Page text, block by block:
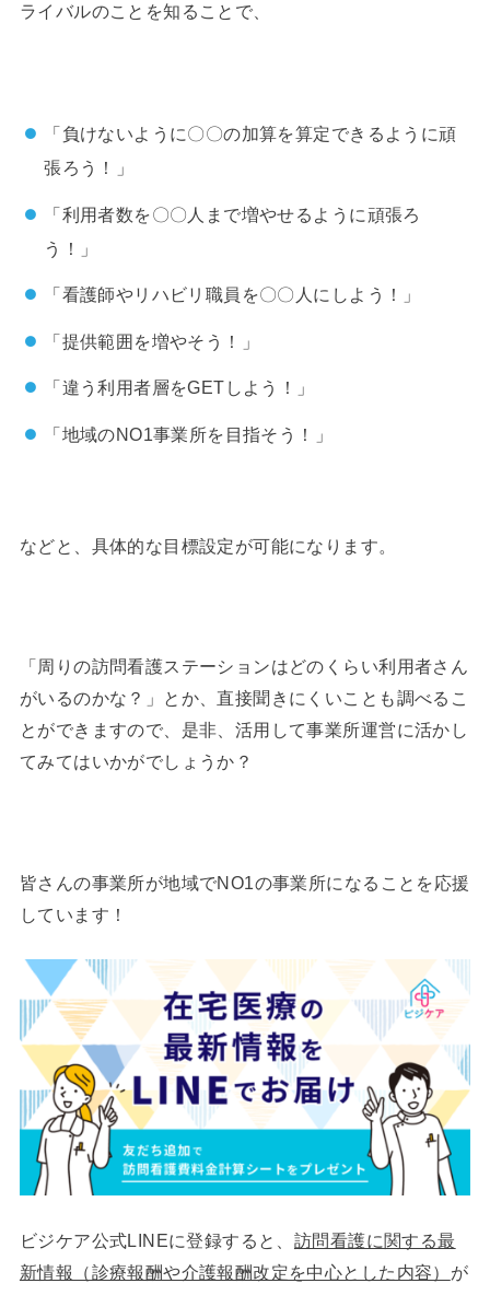
ライバルのことを知ることで、
「負けないように〇〇の加算を算定できるように頑
張ろう！」
「利用者数を〇〇人まで増やせるように頑張ろ
う！」
「看護師やリハビリ職員を〇〇人にしよう！」
「提供範囲を増やそう！」
「違う利用者層をGETしよう！」
「地域のNO1事業所を目指そう！」
などと、具体的な目標設定が可能になります。
「周りの訪問看護ステーションはどのくらい利用者さん
がいるのかな？」とか、直接聞きにくいことも調べるこ
とができますので、是非、活用して事業所運営に活かし
てみてはいかがでしょうか？
皆さんの事業所が地域でNO1の事業所になることを応援
しています！
ビジケア公式LINEに登録すると、 訪問看護に関する最
新情報（診療報酬や介護報酬改定を中心とした内容） が